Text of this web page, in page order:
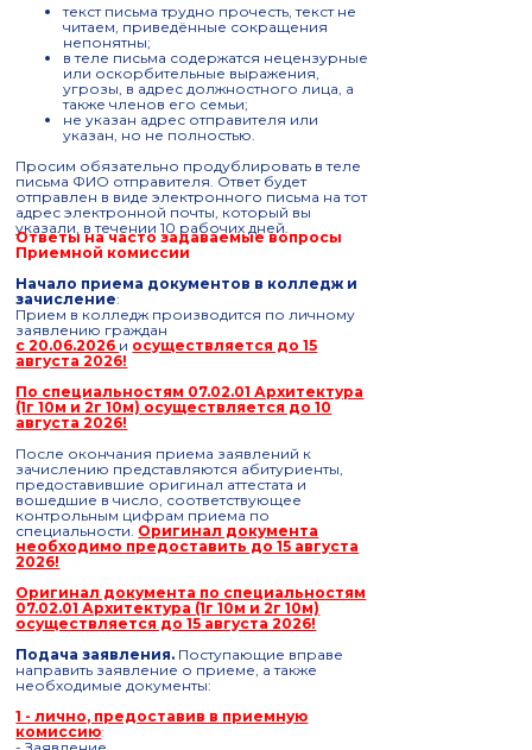
текст письма трудно прочесть, текст не
читаем, приведённые сокращения
непонятны;
в теле письма содержатся нецензурные
или оскорбительные выражения,
угрозы, в адрес должностного лица, а
также членов его семьи;
не указан адрес отправителя или
указан, но не полностью.
Просим обязательно продублировать в теле
письма ФИО отправителя. Ответ будет
отправлен в виде электронного письма на тот
адрес электронной почты, который вы
указали, в течении 10 рабочих дней.
Ответы на часто задаваемые вопросы
Приемной комиссии
Начало приема документов в колледж и
зачисление:
Прием в колледж производится по личному
заявлению граждан
с 20.06.2026 и осуществляется до 15
августа 2026!
По специальностям 07.02.01 Архитектура
(1г 10м и 2г 10м) осуществляется до 10
августа 2026!
После окончания приема заявлений к
зачислению представляются абитуриенты,
предоставившие оригинал аттестата и
вошедшие в число, соответствующее
контрольным цифрам приема по
специальности. Оригинал документа
необходимо предоставить до 15 августа
2026!
Оригинал документа по специальностям
07.02.01 Архитектура (1г 10м и 2г 10м)
осуществляется до 15 августа 2026!
Подача заявления. Поступающие вправе
направить заявление о приеме, а также
необходимые документы:
1 - лично, предоставив в приемную
комиссию: